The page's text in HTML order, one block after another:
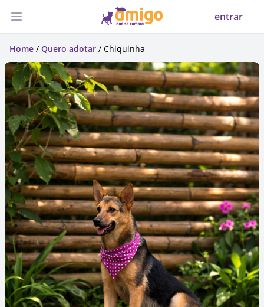
Abrir menu entrar
Home / Quero adotar / Chiquinha